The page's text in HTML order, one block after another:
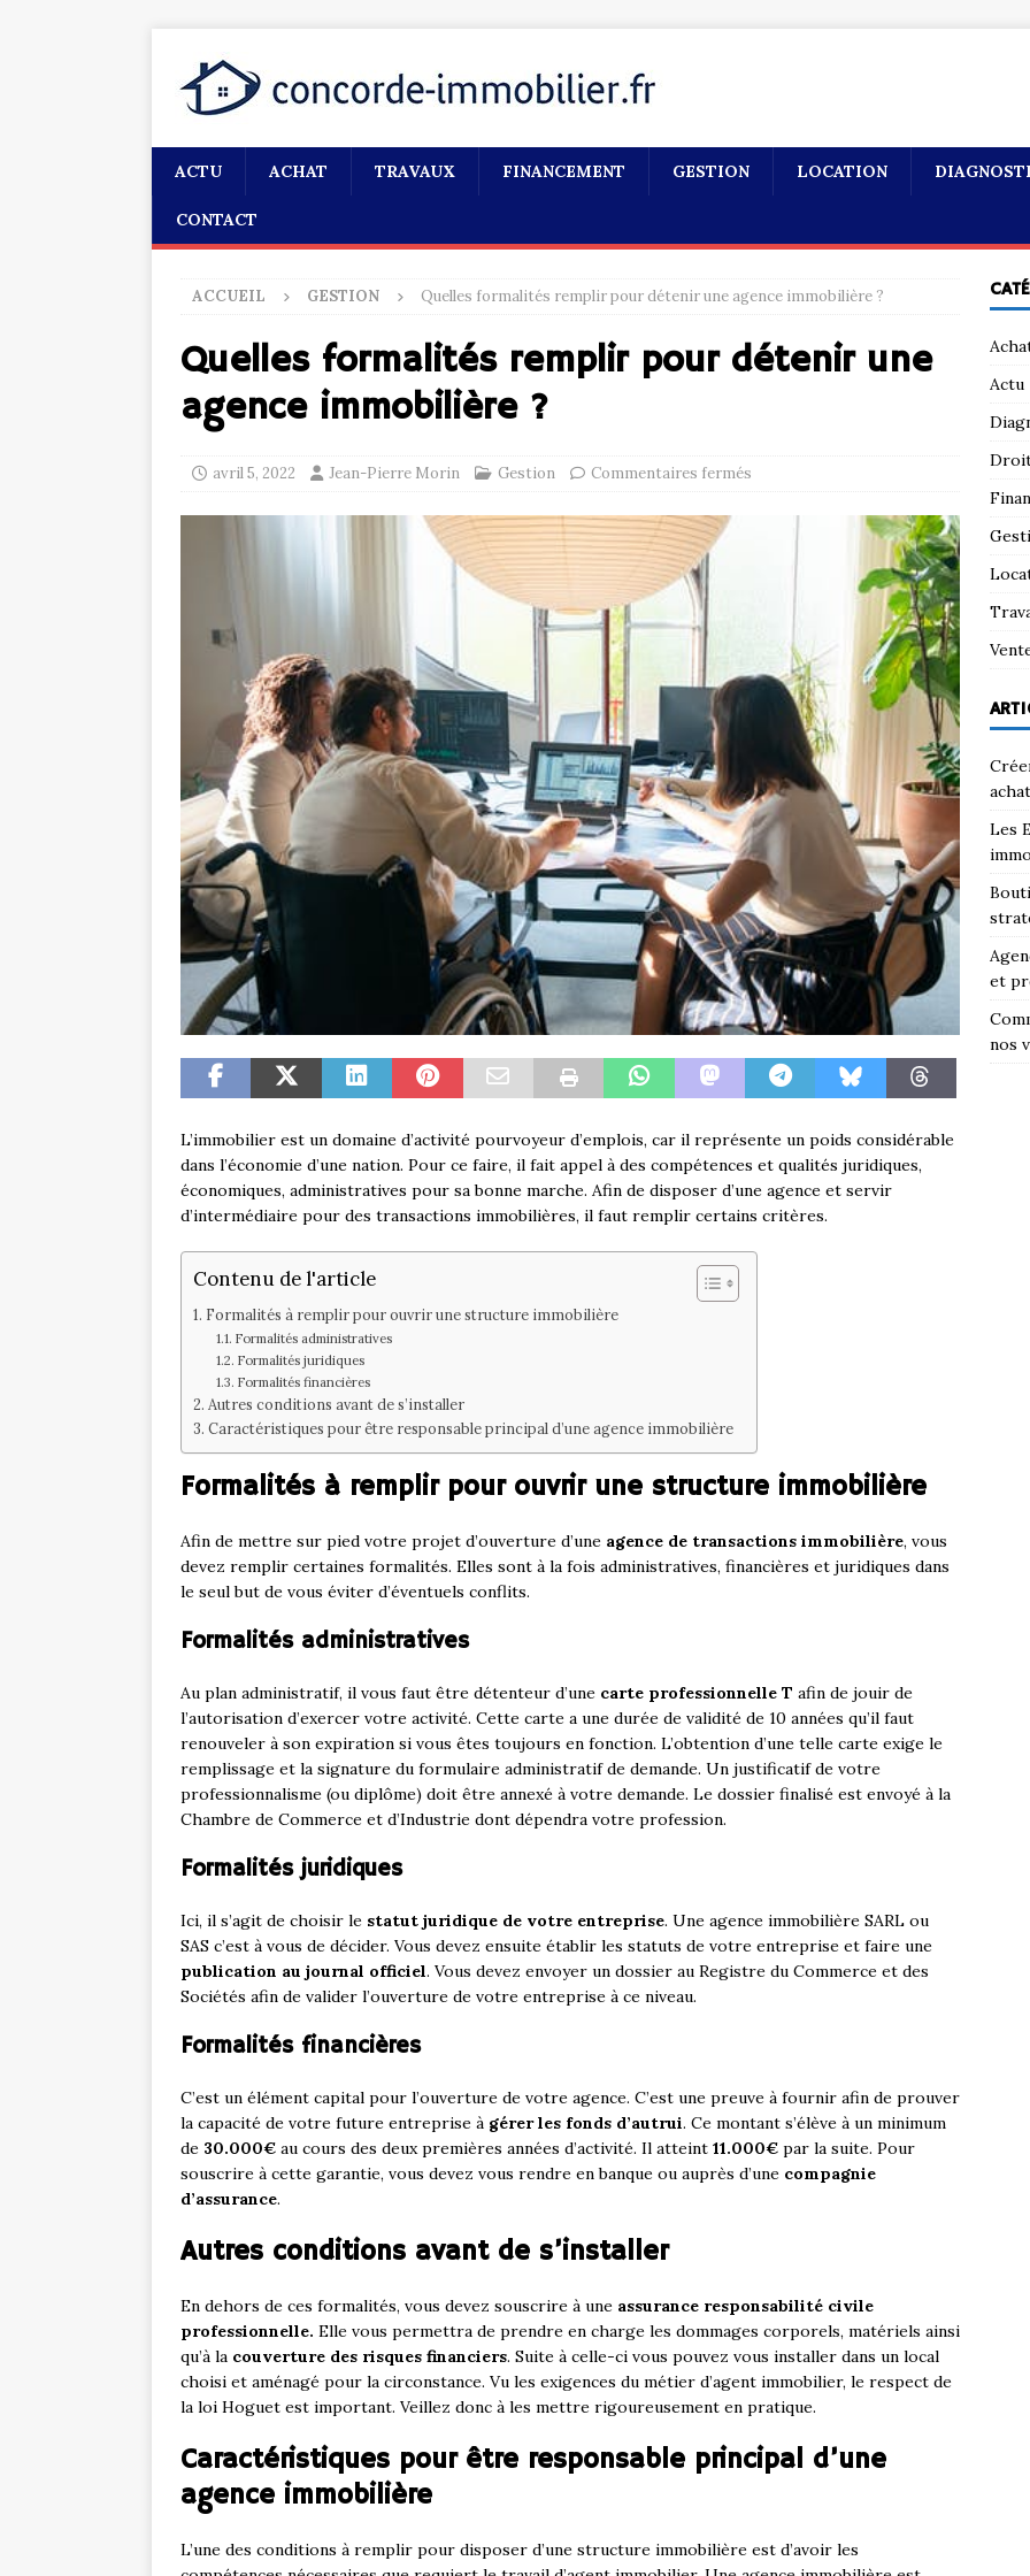
ACTU ACHAT TRAVAUX FINANCEMENT GESTION LOCATION
CONTACT
ACCUEIL GESTION Quelles formalités remplir pour détenir une agence immobilière ?
Quelles formalités remplir pour détenir une
agence immobilière ?
avril 5, 2022 Jean-Pierre Morin Gestion Commentaires fermés
L’immobilier est un domaine d’activité pourvoyeur d’emplois, car il représente un poids considérable
dans l’économie d’une nation. Pour ce faire, il fait appel à des compétences et qualités juridiques,
économiques, administratives pour sa bonne marche. Afin de disposer d’une agence et servir
d’intermédiaire pour des transactions immobilières, il faut remplir certains critères.
Contenu de l'article
Formalités à remplir pour ouvrir une structure immobilière
Formalités administratives
Formalités juridiques
Formalités financières
Autres conditions avant de s’installer
Caractéristiques pour être responsable principal d’une agence immobilière
Formalités à remplir pour ouvrir une structure immobilière
Afin de mettre sur pied votre projet d’ouverture d’une agence de transactions immobilière, vous
devez remplir certaines formalités. Elles sont à la fois administratives, financières et juridiques dans
le seul but de vous éviter d’éventuels conflits.
Formalités administratives
Au plan administratif, il vous faut être détenteur d’une carte professionnelle T afin de jouir de
l’autorisation d’exercer votre activité. Cette carte a une durée de validité de 10 années qu’il faut
renouveler à son expiration si vous êtes toujours en fonction. L’obtention d’une telle carte exige le
remplissage et la signature du formulaire administratif de demande. Un justificatif de votre
professionnalisme (ou diplôme) doit être annexé à votre demande. Le dossier finalisé est envoyé à la
Chambre de Commerce et d’Industrie dont dépendra votre profession.
Formalités juridiques
Ici, il s’agit de choisir le statut juridique de votre entreprise. Une agence immobilière SARL ou
SAS c’est à vous de décider. Vous devez ensuite établir les statuts de votre entreprise et faire une
publication au journal officiel. Vous devez envoyer un dossier au Registre du Commerce et des
Sociétés afin de valider l’ouverture de votre entreprise à ce niveau.
Formalités financières
C’est un élément capital pour l’ouverture de votre agence. C’est une preuve à fournir afin de prouver
la capacité de votre future entreprise à gérer les fonds d’autrui. Ce montant s’élève à un minimum
de 30.000€ au cours des deux premières années d’activité. Il atteint 11.000€ par la suite. Pour
souscrire à cette garantie, vous devez vous rendre en banque ou auprès d’une compagnie
d’assurance.
Autres conditions avant de s’installer
En dehors de ces formalités, vous devez souscrire à une assurance responsabilité civile
professionnelle. Elle vous permettra de prendre en charge les dommages corporels, matériels ainsi
qu’à la couverture des risques financiers. Suite à celle-ci vous pouvez vous installer dans un local
choisi et aménagé pour la circonstance. Vu les exigences du métier d’agent immobilier, le respect de
la loi Hoguet est important. Veillez donc à les mettre rigoureusement en pratique.
Caractéristiques pour être responsable principal d’une
agence immobilière
L’une des conditions à remplir pour disposer d’une structure immobilière est d’avoir les
Actu
Les
et
nos